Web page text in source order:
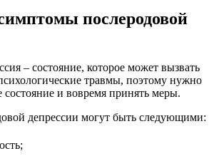
послеродовой
– состояние, которое может вызвать
травмы, поэтому нужно
состояние и вовремя принять меры.
депрессии могут быть следующими: